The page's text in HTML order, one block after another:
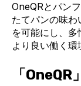
OneQRとパン
たてパンの味
を可能にし、
より良い働く環
「